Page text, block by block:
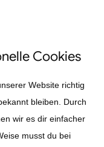
Cookies
Website richtig
bleiben. Durch
wir es dir einfacher
musst du bei